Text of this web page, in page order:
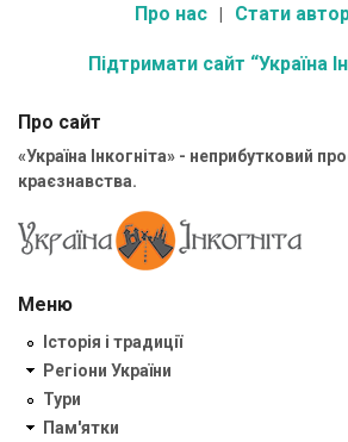
Про нас Стати
Підтримати сайт “Україна
Про сайт
«Україна Інкогніта» - неприбутковий
краєзнавства.
Меню
Історія і традиції
Регіони України
Тури
Пам'ятки